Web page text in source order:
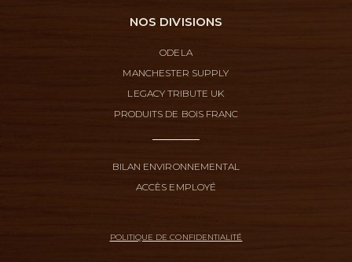
NOS DIVISIONS
ODELA
MANCHESTER SUPPLY
LEGACY TRIBUTE UK
PRODUITS DE BOIS FRANC
BILAN ENVIRONNEMENTAL
ACCÈS EMPLOYÉ
POLITIQUE DE CONFIDENTIALITÉ